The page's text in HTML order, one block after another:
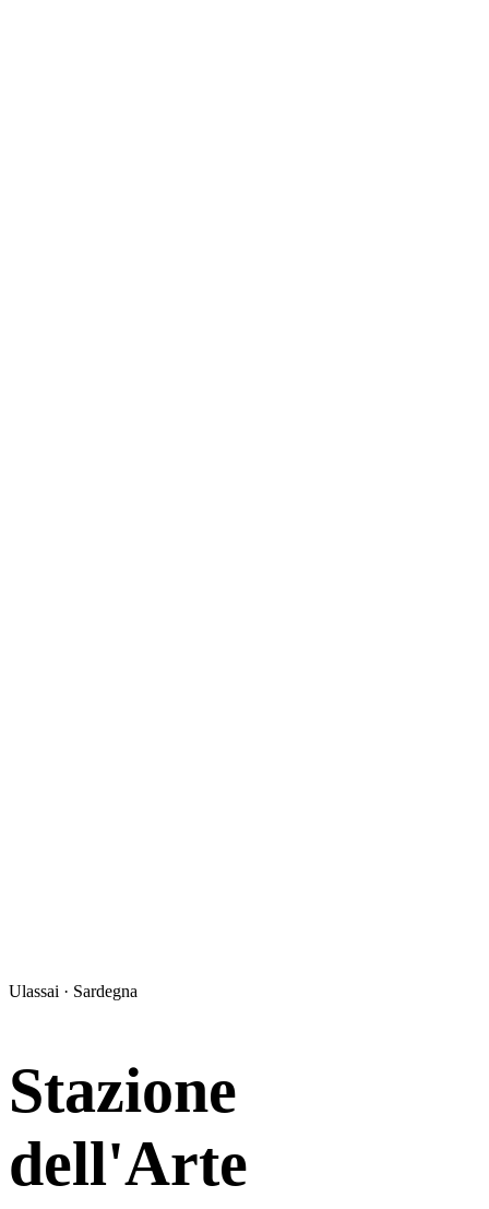
Ulassai · Sardegna
Stazione
dell'Arte